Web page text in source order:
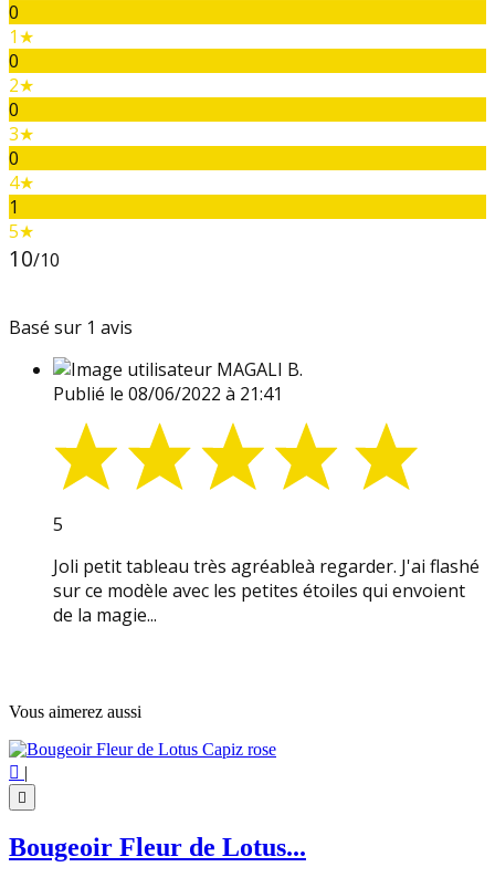
0
1★
0
2★
0
3★
0
4★
1
5★
10/10
Basé sur 1 avis
MAGALI B.
Publié le 08/06/2022 à 21:41
5
Joli petit tableau très agréableà regarder. J'ai flashé
sur ce modèle avec les petites étoiles qui envoient
de la magie...
Vous aimerez aussi
 |

Bougeoir Fleur de Lotus...